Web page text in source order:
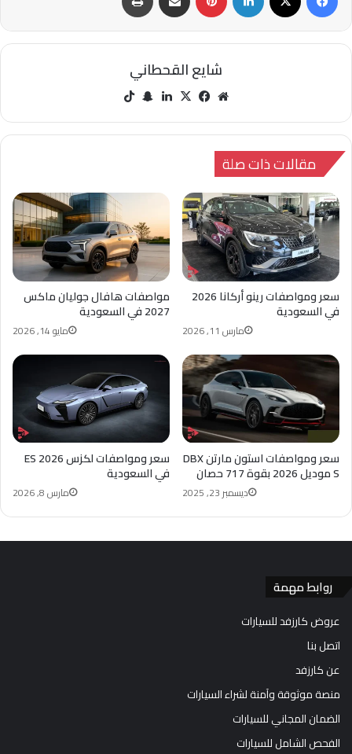
شايع القحطاني
مو
الوي
في
وك
‫X لينك سنا
تشا
مقالات ذات صلة
مواصفات هافال جوليان ماكس
2027 في السعودية
مايو 14, 2026
سعر ومواصفات رينو أركانا 2026
في السعودية
مارس 11, 2026
سعر ومواصفات لكزس ES 2026
في السعودية
مارس 8, 2026
سعر ومواصفات استون مارتن DBX
S موديل 2026 بقوة 717 حصان
ديسمبر 23, 2025
روابط مهمة
عروض كارزفد للسيارات
اتصل بنا
عن كارزفد
منصة موثوقة وآمنة لشراء السيارات
الضمان المجاني للسيارات
الفحص الشامل للسيارات